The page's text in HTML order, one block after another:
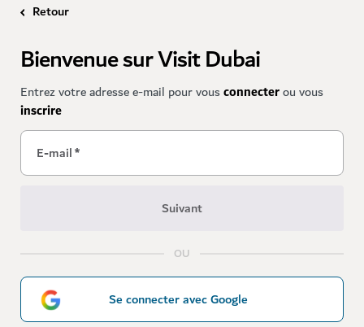
Retour
Bienvenue sur Visit Dubai
Entrez votre adresse e-mail pour vousconnecterou vous
inscrire
E-mail*
Suivant
OU
Se connecter avec Google